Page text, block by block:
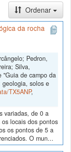
Ordenar
da rocha
Pedron,
Silva,
"Guia de campo da
geologia, solos e
TX5ANP,
variadas, de 0 a
locais dos pontos
os pontos de 5 a
O mun...